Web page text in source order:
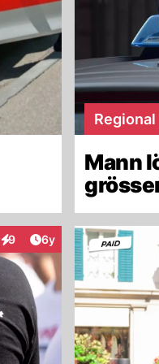
Regional
Mann
9
InteraktionenArtikel veröffentlicht:
6y